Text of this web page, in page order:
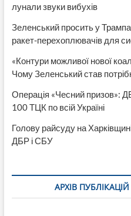
лунали звуки вибухів
Зеленський просить у
ракет-перехоплювачів для
«Контури можливої нової
Чому Зеленський став
Операція «Чесний призов»:
100 ТЦК по всій Україні
Голову райсуду на
ДБР і СБУ
АРХІВ